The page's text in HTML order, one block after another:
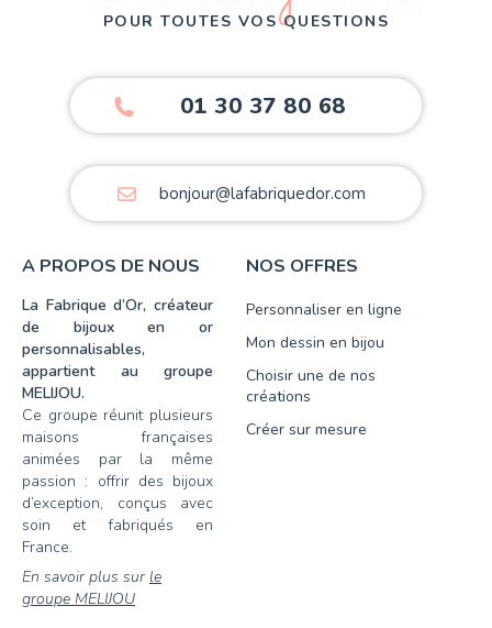
POUR TOUTES VOS QUESTIONS
01 30 37 80 68
bonjour@lafabriquedor.com
A PROPOS DE NOUS
La Fabrique d’Or, créateur
de bijoux en or
personnalisables,
appartient au groupe
MELIJOU.
Ce groupe réunit plusieurs
maisons françaises
animées par la même
passion : offrir des bijoux
d’exception, conçus avec
soin et fabriqués en
France.
En savoir plus sur le
groupe MELIJOU
NOS OFFRES
Personnaliser en ligne
Mon dessin en bijou
Choisir une de nos
créations
Créer sur mesure